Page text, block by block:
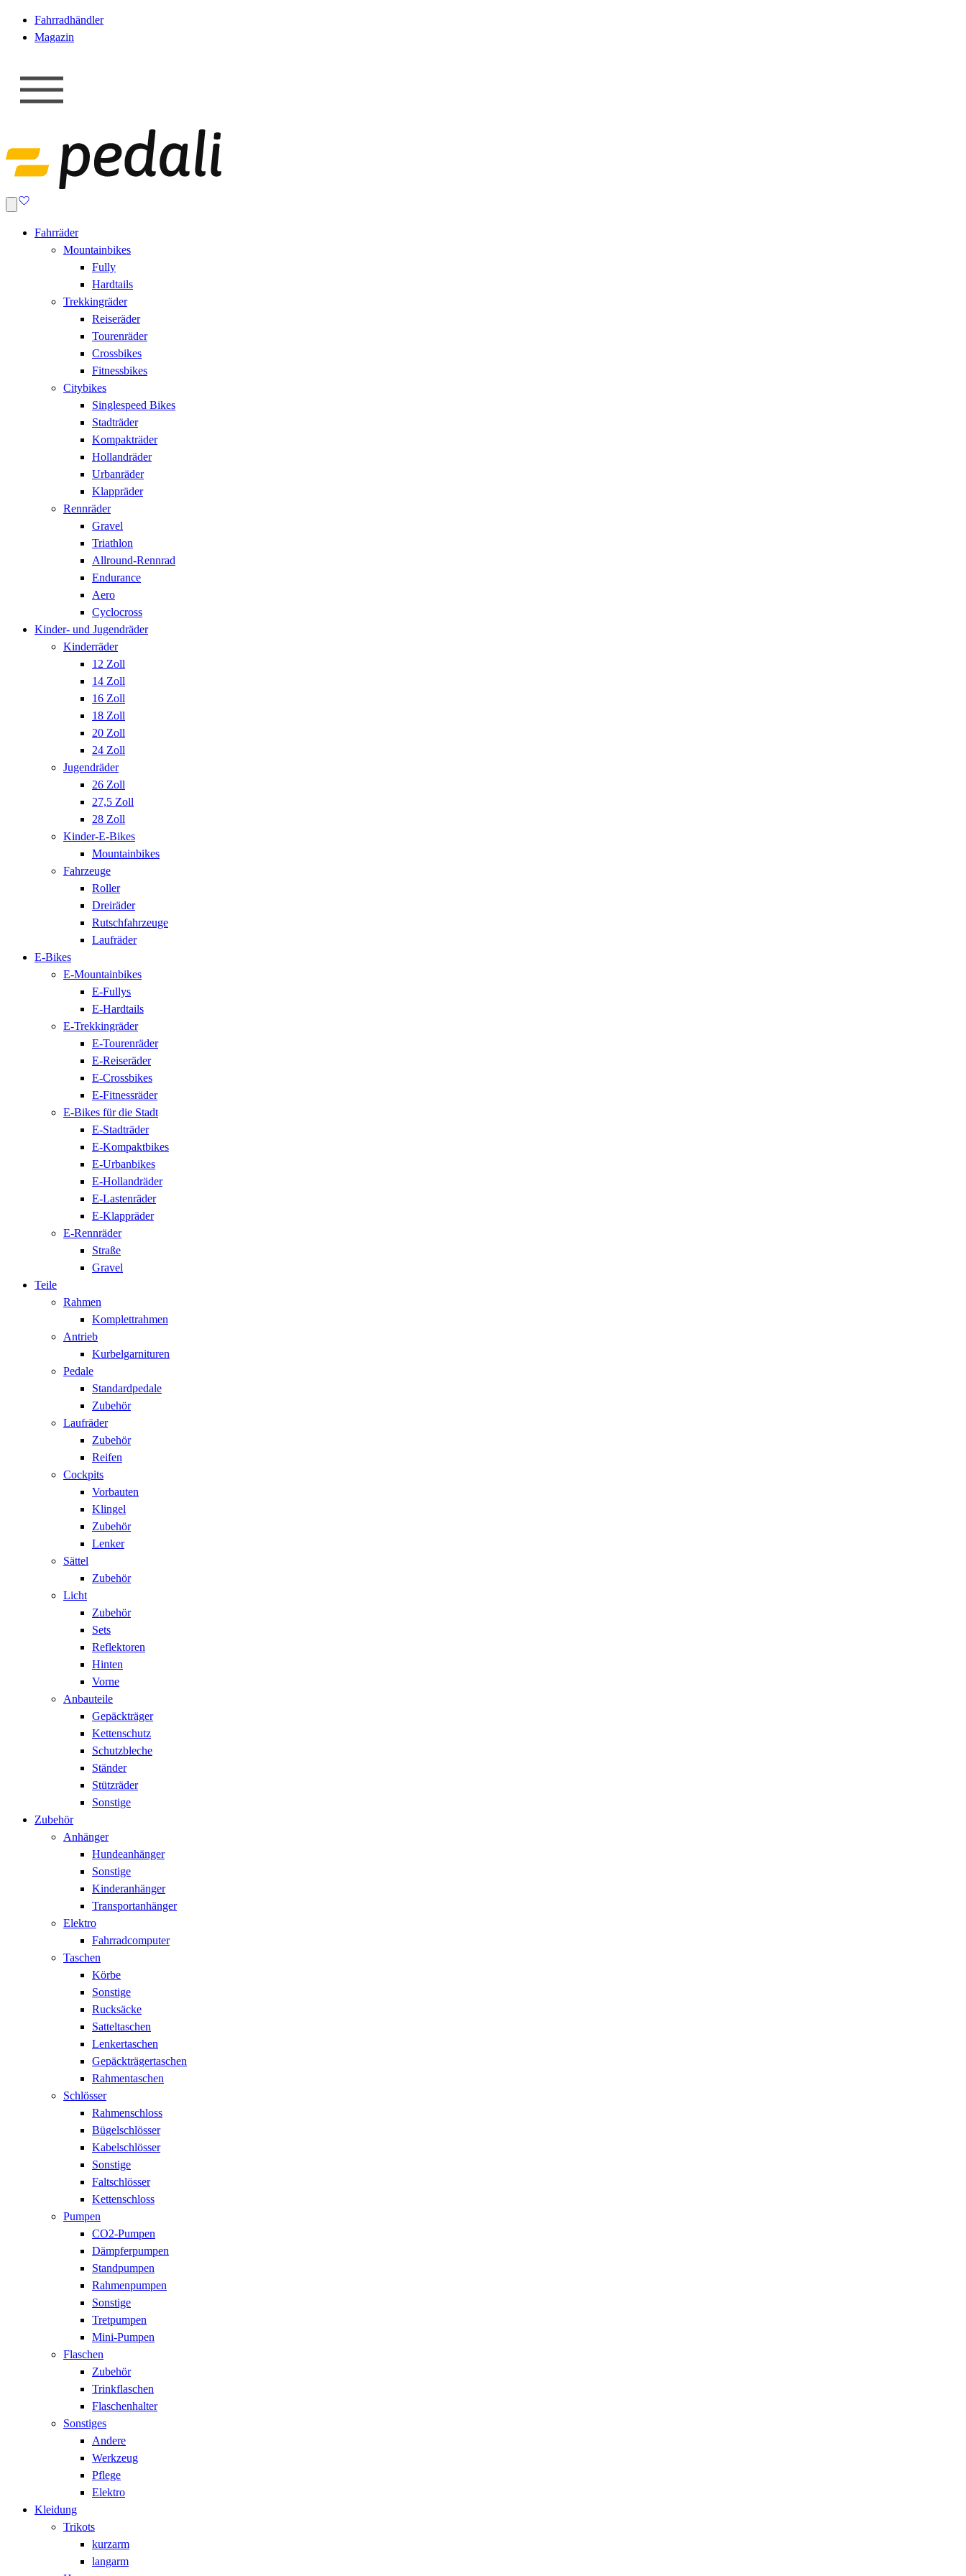
Fahrradhändler
Magazin
Fahrräder
Mountainbikes
Fully
Hardtails
Trekkingräder
Reiseräder
Tourenräder
Crossbikes
Fitnessbikes
Citybikes
Singlespeed Bikes
Stadträder
Kompakträder
Hollandräder
Urbanräder
Klappräder
Rennräder
Gravel
Triathlon
Allround-Rennrad
Endurance
Aero
Cyclocross
Kinder- und Jugendräder
Kinderräder
12 Zoll
14 Zoll
16 Zoll
18 Zoll
20 Zoll
24 Zoll
Jugendräder
26 Zoll
27,5 Zoll
28 Zoll
Kinder-E-Bikes
Mountainbikes
Fahrzeuge
Roller
Dreiräder
Rutschfahrzeuge
Laufräder
E-Bikes
E-Mountainbikes
E-Fullys
E-Hardtails
E-Trekkingräder
E-Tourenräder
E-Reiseräder
E-Crossbikes
E-Fitnessräder
E-Bikes für die Stadt
E-Stadträder
E-Kompaktbikes
E-Urbanbikes
E-Hollandräder
E-Lastenräder
E-Klappräder
E-Rennräder
Straße
Gravel
Teile
Rahmen
Komplettrahmen
Antrieb
Kurbelgarnituren
Pedale
Standardpedale
Zubehör
Laufräder
Zubehör
Reifen
Cockpits
Vorbauten
Klingel
Zubehör
Lenker
Sättel
Zubehör
Licht
Zubehör
Sets
Reflektoren
Hinten
Vorne
Anbauteile
Gepäckträger
Kettenschutz
Schutzbleche
Ständer
Stützräder
Sonstige
Zubehör
Anhänger
Hundeanhänger
Sonstige
Kinderanhänger
Transportanhänger
Elektro
Fahrradcomputer
Taschen
Körbe
Sonstige
Rucksäcke
Satteltaschen
Lenkertaschen
Gepäckträgertaschen
Rahmentaschen
Schlösser
Rahmenschloss
Bügelschlösser
Kabelschlösser
Sonstige
Faltschlösser
Kettenschloss
Pumpen
CO2-Pumpen
Dämpferpumpen
Standpumpen
Rahmenpumpen
Sonstige
Tretpumpen
Mini-Pumpen
Flaschen
Zubehör
Trinkflaschen
Flaschenhalter
Sonstiges
Andere
Werkzeug
Pflege
Elektro
Kleidung
Trikots
kurzarm
langarm